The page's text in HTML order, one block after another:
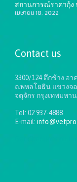
สถานการณ์ราคากุ้ง
เมษายน 18, 2022
Contact us
3300/124 ตึกช้าง อา
ถ.พหลโยธิน แขวงจ
จตุจักร กรุงเทพมหาน
Tel: 02 937-4888
E-mail: